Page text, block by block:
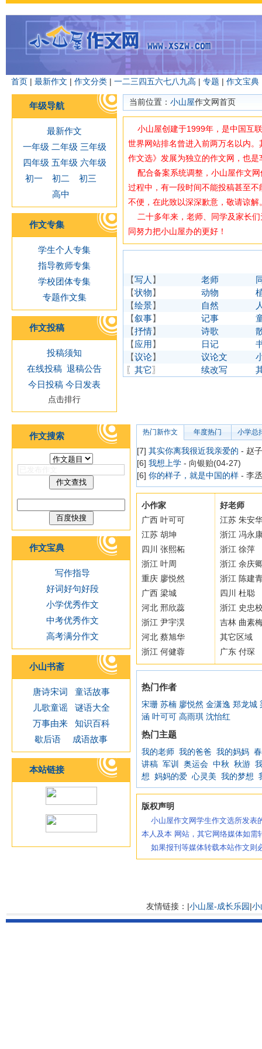
首页 | 最新作文 | 作文分类 | 一二三四五六七八九高 | 专题 | 作文宝典
年级导航
最新作文
一年级 二年级 三年级
四年级 五年级 六年级
初一
初二
初三
高中
作文专集
学生个人专集
指导教师专集
学校团体专集
专题作文集
作文投稿
投稿须知
在线投稿 退稿公告
今日投稿 今日发表
点击排行
当前位置： 小山屋作文网首页
小山屋创建于1999年，是中国互
世界网站排名曾进入前两万名以内
作文选》发展为独立的作文网，也
配合备案系统调整，小山屋作文网
过程中，有一段时间不能投稿甚至
不便，在此致以深深歉意，敬请谅解
二十多年来，老师、同学及家长们
同努力把小山屋办的更好！
【写人 】 老师
【状物】 动物
【绘景】 自然
【叙事】 记事
【抒情】 诗歌
【应用】 日记
【议论】 议论文
〖 其它〗 续改写
作文搜索
作文宝典
写作指导
好词好句好段
小学优秀作文
中考优秀作文
高考满分作文
小山书斋
唐诗宋词
童话故事
儿歌童谣
谜语大全
万事由来
知识百科
歇后语
成语故事
本站链接
热门新作文 年度热门 小学总
[7] 其实你离我很近我亲爱的 - 赵
[6] 我想上学 - 向银贻(04-27)
[6] 你的样子，就是中国的样 - 李
小作家
广西 叶可可
江苏 胡坤
四川 张熙柘
浙江 叶周
重庆 廖悦然
广西 梁城
河北 邢欣蕊
浙江 尹宇淏
河北 蔡旭华
浙江 何健蓉
好老师
江苏 朱安
浙江 冯永
浙江 徐萍
浙江 余庆
浙江 陈建
四川 杜聪
浙江 史忠
吉林 曲素
其它区域
广东 付琛
热门作者
宋珊 苏楠 廖悦然 金潇逸 郑龙城
涵 叶可可 高雨琪 沈怡红
热门主题
我的老师 我的爸爸 我的妈妈
讲稿 军训 奥运会 中秋 秋游
想 妈妈的爱 心灵美 我的梦想
版权声明
小山屋作文网学生作文选所发表
本人及本 网站，其它网络媒体如需
如果报刊等媒体转载本站作文则
友情链接：|小山屋-成长乐园|小